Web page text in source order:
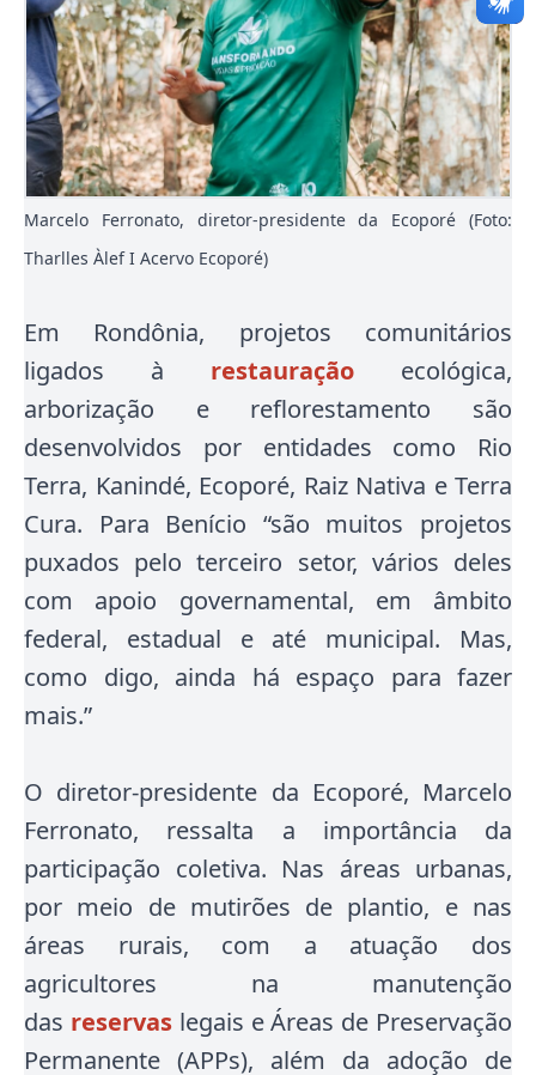
Marcelo Ferronato, diretor-presidente da Ecoporé (Foto:
Tharlles Àlef I Acervo Ecoporé)
Em Rondônia, projetos comunitários
ligados à restauração ecológica,
arborização e reflorestamento são
desenvolvidos por entidades como Rio
Terra, Kanindé, Ecoporé, Raiz Nativa e Terra
Cura. Para Benício “são muitos projetos
puxados pelo terceiro setor, vários deles
com apoio governamental, em âmbito
federal, estadual e até municipal. Mas,
como digo, ainda há espaço para fazer
mais.”
O diretor-presidente da Ecoporé, Marcelo
Ferronato, ressalta a importância da
participação coletiva. Nas áreas urbanas,
por meio de mutirões de plantio, e nas
áreas rurais, com a atuação dos
agricultores na manutenção
das reservaslegais e Áreas de Preservação
Permanente (APPs), além da adoção de